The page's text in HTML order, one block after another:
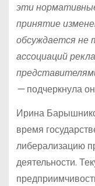
эти
принятие
обсуждается не
ассоциаций
—подчеркнула
Ирина
время
либерализацию
деятельности.